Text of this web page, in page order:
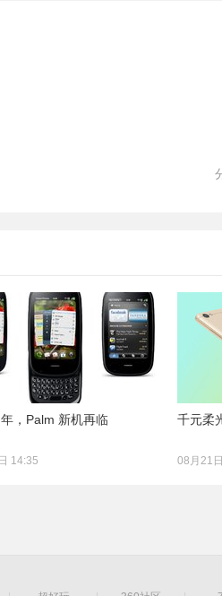
，Palm 新机再临
14:35
千元柔
08月21